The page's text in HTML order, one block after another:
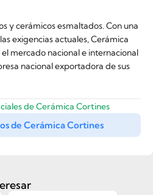
y cerámicos esmaltados. Con una
exigencias actuales, Cerámica
mercado nacional e internacional
nacional exportadora de sus
de Cerámica Cortines
de Cerámica Cortines